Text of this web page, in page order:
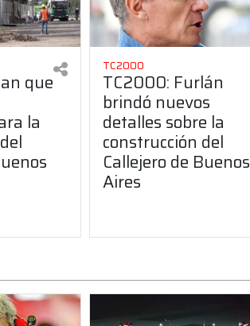
que
la
TC2000
TC2000: Furlán
brindó nuevos
detalles sobre la
construcción del
Callejero de Buenos
Aires